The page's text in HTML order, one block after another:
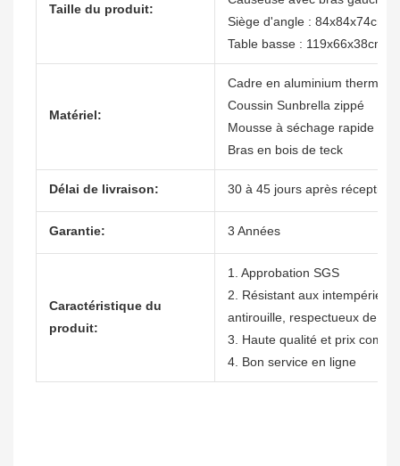
Taille du produit:
Siège d'angle : 84x84x74cm
Table basse : 119x66x38cm
Matériel:
Cadre en aluminium
Coussin Sunbrella zippé
Mousse à séchage rapide
Bras en bois de teck
Délai de livraison: 30 à 45 jours après réception
Garantie: 3 Années
Caractéristique du
produit:
1. Approbation SGS
2. Résistant aux intempéries,
antirouille, respectueux de
3. Haute qualité et prix
4. Bon service en ligne